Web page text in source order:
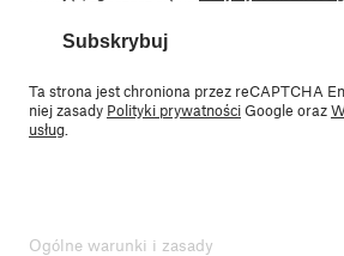
Subskrybuj
Ta strona jest chroniona przez reCAPTCHA
niej zasady Polityki prywatnościGoogle oraz
usług
Ogólne warunki i zasady